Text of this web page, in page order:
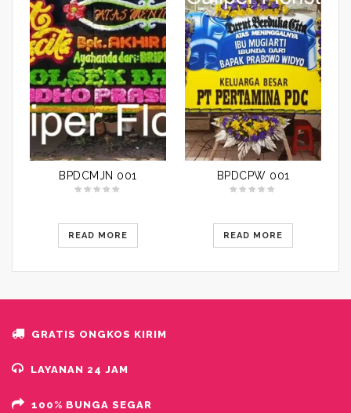
BPDCMJN 001
READ MORE
BPDCPW 001
READ MORE
GRATIS ONGKOS KIRIM
LAYANAN 24 JAM
100% BUNGA SEGAR